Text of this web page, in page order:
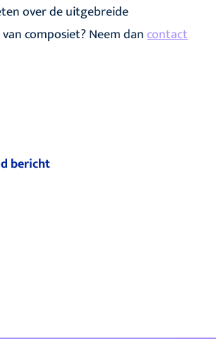
over de uitgebreide
composiet? Neem dancontact
bericht